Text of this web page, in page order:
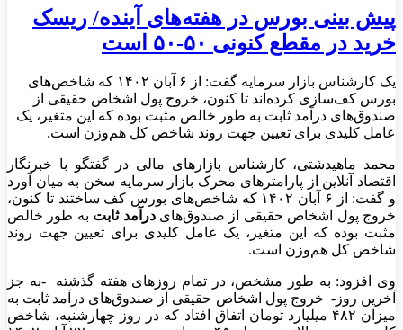
پیش بینی بورس در هفته‌های آینده/ ریسک
خرید در مقطع کنونی ۵۰-۵۰ است
یک کارشناس بازار سرمایه گفت: از ۶ آبان ۱۴۰۲ که شاخص‌های
بورس کف‌سازی کرده‌اند تا کنون، خروج پول اشخاص حقیقی از
صندوق‌های درآمد ثابت به طور خالص مثبت بوده که این متغیر، یک
عامل کلیدی برای تعیین جهت روند شاخص کل هم‌وزن است.
محمد ماهیدشتی، کارشناس بازارهای مالی در گفتگو با خبرنگار
اقتصاد آنلاین از پارامترهای محرک بازار سرمایه سخن به میان آورد
و گفت: از ۶ آبان ۱۴۰۲ که شاخص‌های بورس کف ساختند تا کنون،
خروج پول اشخاص حقیقی از صندوق‌هایدرآمد ثابت به طور خالص
مثبت بوده که این متغیر، یک عامل کلیدی برای تعیین جهت روند
شاخص کل هم‌وزن است.
وی افزود: به طور مشخص، در تمام روزهای هفته‌ گذشته -به جز
آخرین روز- خروج پول اشخاص حقیقی از صندوق‌های درآمد ثابت به
میزان ۴۸۲ میلیارد تومان اتفاق افتاد که در روز چهارشنبه، شاخص